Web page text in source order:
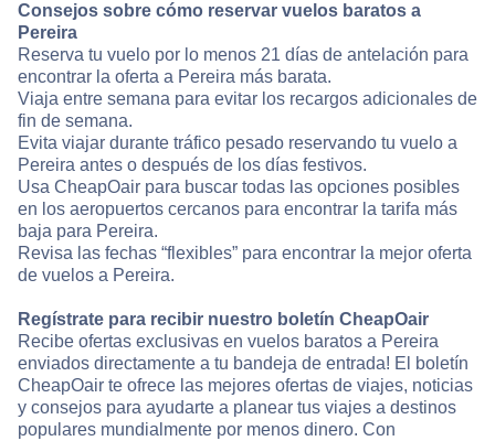
Consejos sobre cómo reservar vuelos baratos a
Pereira
Reserva tu vuelo por lo menos 21 días de antelación para
encontrar la oferta a Pereira más barata.
Viaja entre semana para evitar los recargos adicionales de
fin de semana.
Evita viajar durante tráfico pesado reservando tu vuelo a
Pereira antes o después de los días festivos.
Usa CheapOair para buscar todas las opciones posibles
en los aeropuertos cercanos para encontrar la tarifa más
baja para Pereira.
Revisa las fechas “flexibles” para encontrar la mejor oferta
de vuelos a Pereira.
Regístrate para recibir nuestro boletín CheapOair
Recibe ofertas exclusivas en vuelos baratos a Pereira
enviados directamente a tu bandeja de entrada! El boletín
CheapOair te ofrece las mejores ofertas de viajes, noticias
y consejos para ayudarte a planear tus viajes a destinos
populares mundialmente por menos dinero. Con